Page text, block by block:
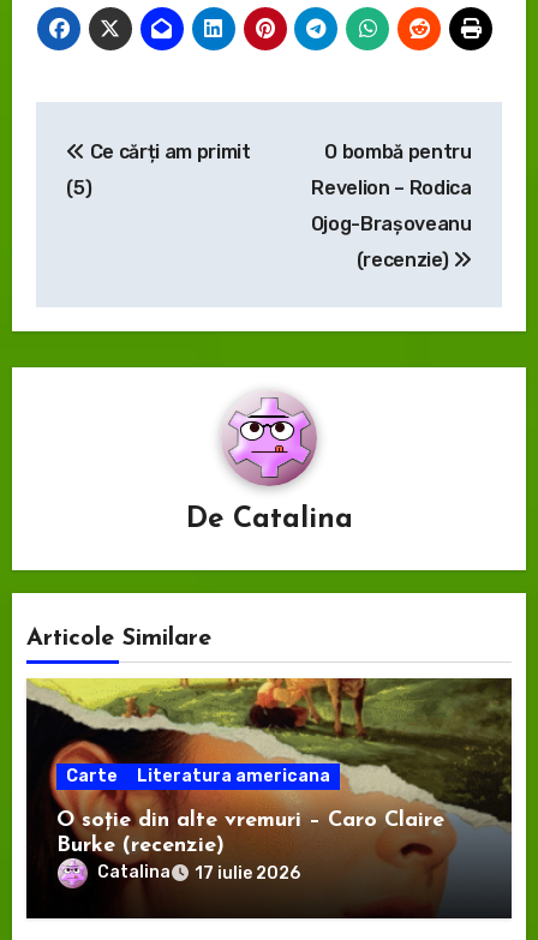
în
Ce cărți am primit
(5)
O bombă pentru
Revelion – Rodica
Ojog-Brașoveanu
(recenzie)
De Catalina
Articole Similare
Carte Literatura americana
O soție din alte vremuri – Caro Claire
Burke (recenzie)
Catalina 17 iulie 2026